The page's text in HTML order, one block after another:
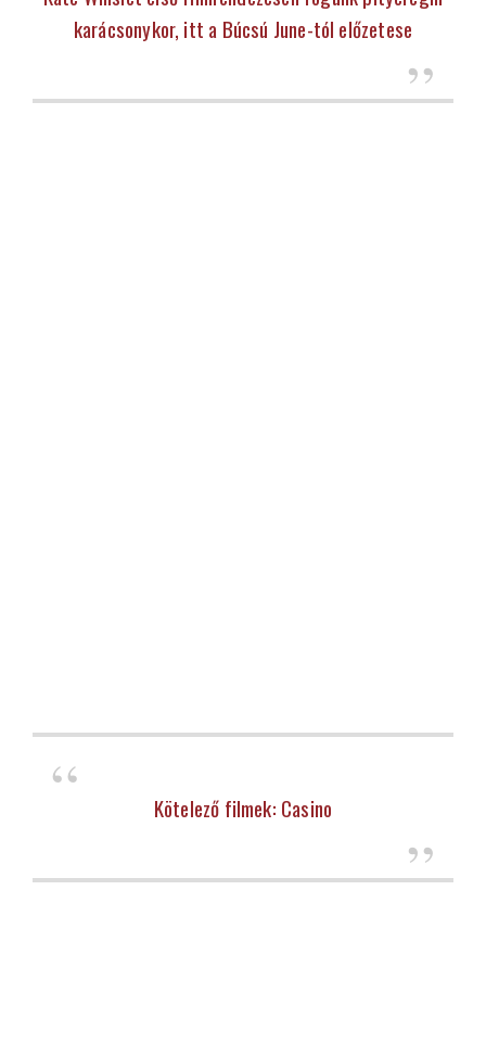
karácsonykor, itt a Búcsú June-tól előzetese
Kötelező filmek: Casino